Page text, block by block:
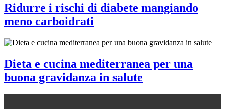
Ridurre i rischi di diabete mangiando
meno carboidrati
Dieta e cucina mediterranea per una
buona gravidanza in salute